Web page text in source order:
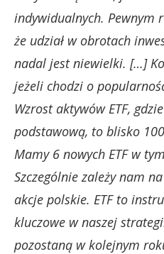
indywidualnych. Pewnym
że udział w obrotach
nadal jest niewielki. […]
jeżeli chodzi o
Wzrost aktywów ETF,
podstawową, to blisko
Mamy 6 nowych ETF w
Szczególnie zależy nam
akcje polskie. ETF to
kluczowe w naszej
pozostaną w kolejnym